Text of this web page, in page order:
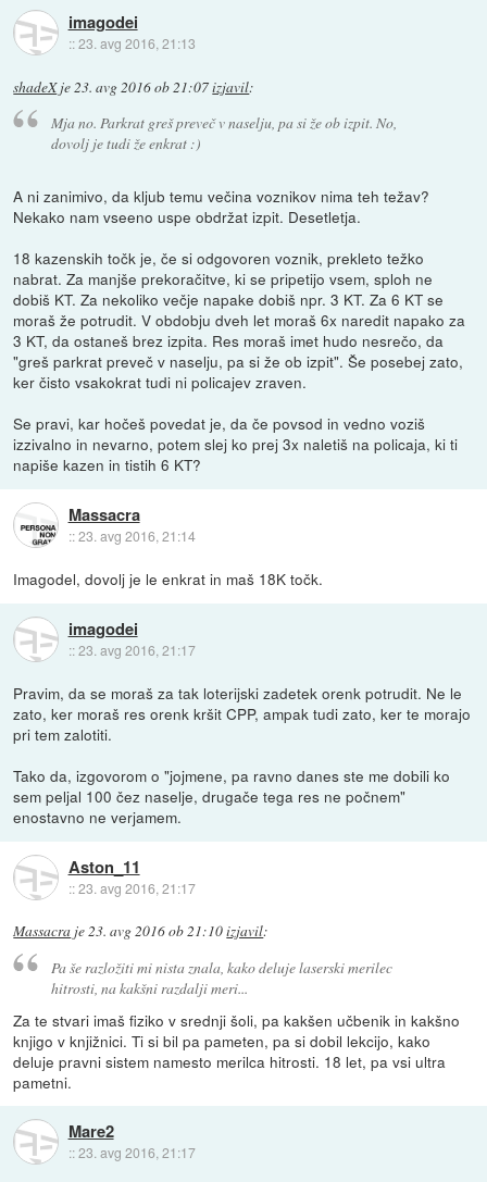
imagodei
::23. avg 2016, 21:13
shadeXje23. avg 2016 ob 21:07izjavil:
Mja no. Parkrat greš preveč v naselju, pa si že ob izpit. No,
dovolj je tudi že enkrat :)
A ni zanimivo, da kljub temu večina voznikov nima teh težav?
Nekako nam vseeno uspe obdržat izpit. Desetletja.
18 kazenskih točk je, če si odgovoren voznik, prekleto težko
nabrat. Za manjše prekoračitve, ki se pripetijo vsem, sploh ne
dobiš KT. Za nekoliko večje napake dobiš npr. 3 KT. Za 6 KT se
moraš že potrudit. V obdobju dveh let moraš 6x naredit napako za
3 KT, da ostaneš brez izpita. Res moraš imet hudo nesrečo, da
"greš parkrat preveč v naselju, pa si že ob izpit". Še posebej zato,
ker čisto vsakokrat tudi ni policajev zraven.
Se pravi, kar hočeš povedat je, da če povsod in vedno voziš
izzivalno in nevarno, potem slej ko prej 3x naletiš na policaja, ki ti
napiše kazen in tistih 6 KT?
Massacra
::23. avg 2016, 21:14
Imagodel, dovolj je le enkrat in maš 18K točk.
imagodei
::23. avg 2016, 21:17
Pravim, da se moraš za tak loterijski zadetek orenk potrudit. Ne le
zato, ker moraš res orenk kršit CPP, ampak tudi zato, ker te morajo
pri tem zalotiti.
Tako da, izgovorom o "jojmene, pa ravno danes ste me dobili ko
sem peljal 100 čez naselje, drugače tega res ne počnem"
enostavno ne verjamem.
Aston_11
::23. avg 2016, 21:17
Massacra je23. avg 2016 ob 21:10izjavil:
Pa še razložiti mi nista znala, kako deluje laserski merilec
hitrosti, na kakšni razdalji meri...
Za te stvari imaš fiziko v srednji šoli, pa kakšen učbenik in kakšno
knjigo v knjižnici. Ti si bil pa pameten, pa si dobil lekcijo, kako
deluje pravni sistem namesto merilca hitrosti. 18 let, pa vsi ultra
pametni.
Mare2
::23. avg 2016, 21:17